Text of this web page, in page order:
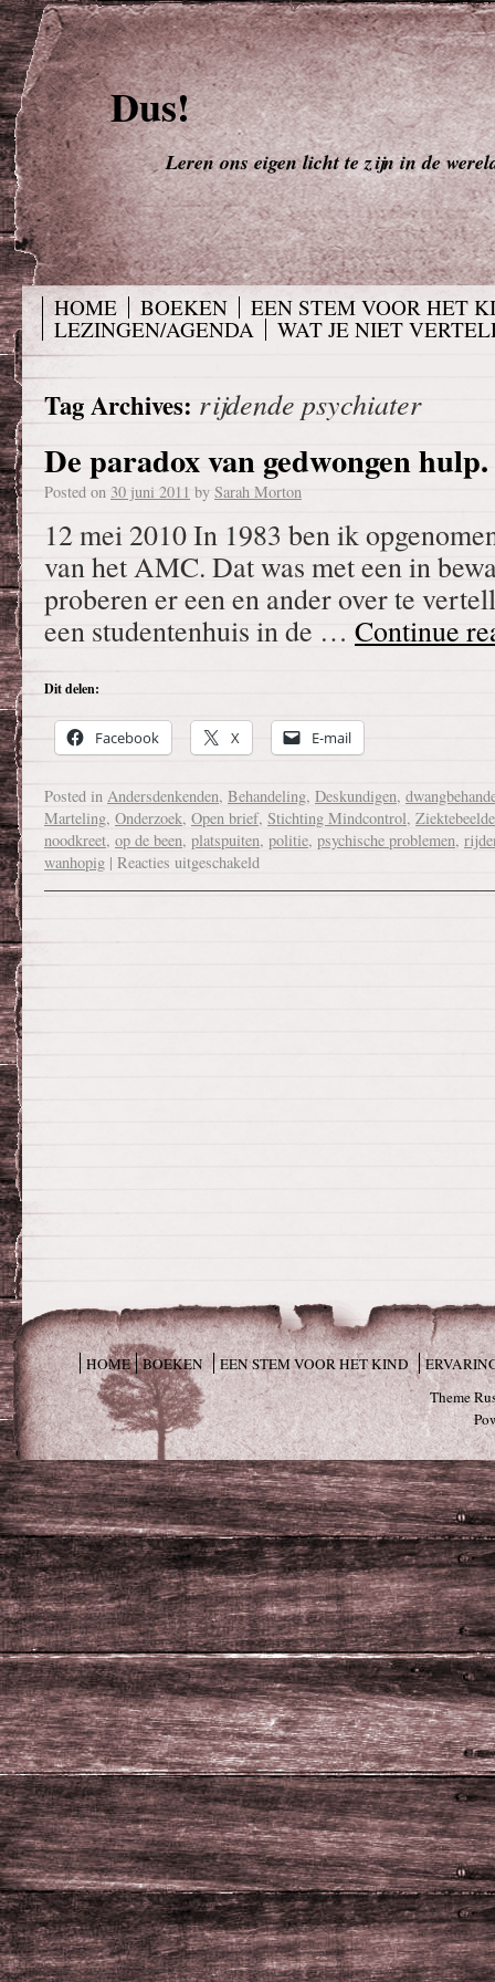
Dus!
Leren ons eigen licht te zijn in de
HOME BOEKEN
EEN STEM VOOR HET
LEZINGEN/AGENDA
WAT JE NIET
Tag Archives: rijdende psychiater
De paradox van gedwongen hulp.
Posted on 30 juni 2011 by Sarah Morton
12 mei 2010 In 1983 ben ik
van het AMC. Dat was met een in
proberen er een en ander over te
een studentenhuis in de … Continue
Dit delen:
Facebook X E-mail
Posted in Andersdenkenden, Behandeling, Deskundigen,
Marteling, Onderzoek, Open brief, Stichting Mindcontrol,
noodkreet, op de been, platspuiten, politie, psychische problemen,
wanhopig | Reacties uitgeschakeld
HOME BOEKEN EEN STEM VOOR HET KIND
Theme